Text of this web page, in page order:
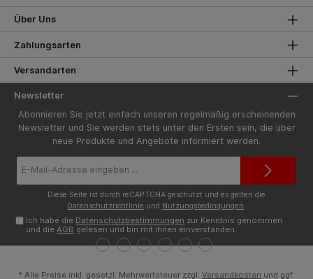
Über Uns
Zahlungsarten
Versandarten
Newsletter
Abonnieren Sie jetzt einfach unseren regelmäßig erscheinenden
Newsletter und Sie werden stets unter den Ersten sein, die über
neue Produkte und Angebote informiert werden.
Mail-
Diese Seite ist durch reCAPTCHA geschützt und es gelten die
Datenschutzrichtlinie und Nutzungsbedingungen.
Ich habe die Datenschutzbestimmungen zur Kenntnis genommen
und dieAGB gelesen und bin mit ihnen einverstanden.
* Alle Preise inkl. gesetzl. Mehrwertsteuer zzgl. Versandkosten und ggf.